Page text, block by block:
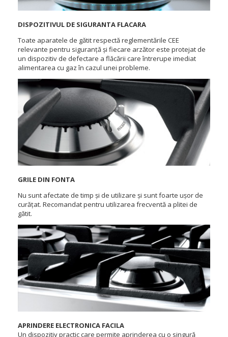
DISPOZITIVUL DE SIGURANTA FLACARA
Toate aparatele de gătit respectă reglementările CEE
relevante pentru siguranță și fiecare arzător este protejat de
un dispozitiv de defectare a flăcării care întrerupe imediat
alimentarea cu gaz în cazul unei probleme.
GRILE DIN FONTA
Nu sunt afectate de timp și de utilizare și sunt foarte ușor de
curățat. Recomandat pentru utilizarea frecventă a plitei de
gătit.
APRINDERE ELECTRONICA FACILA
Un dispozitiv practic care permite aprinderea cu o singură